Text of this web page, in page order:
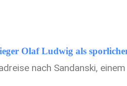
Olaf Ludwig als
nach Sandanski,